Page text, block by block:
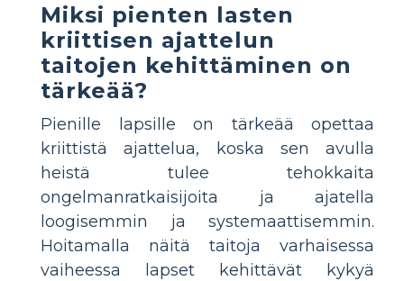
Miksi pienten lasten
kriittisen ajattelun
taitojen kehittäminen on
tärkeää?
Pienille lapsille on tärkeää opettaa
kriittistä ajattelua, koska sen avulla
heistä tulee tehokkaita
ongelmanratkaisijoita ja ajatella
loogisemmin ja systemaattisemmin.
Hoitamalla näitä taitoja varhaisessa
vaiheessa lapset kehittävät kykyä